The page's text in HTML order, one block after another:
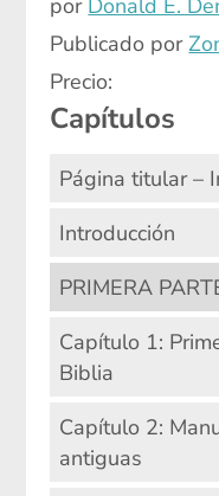
por Donald E.
Publicado por
Precio:
Capítulos
Página titular –
Introducción
PRIMERA
Capítulo 1:
Biblia
Capítulo 2:
antiguas